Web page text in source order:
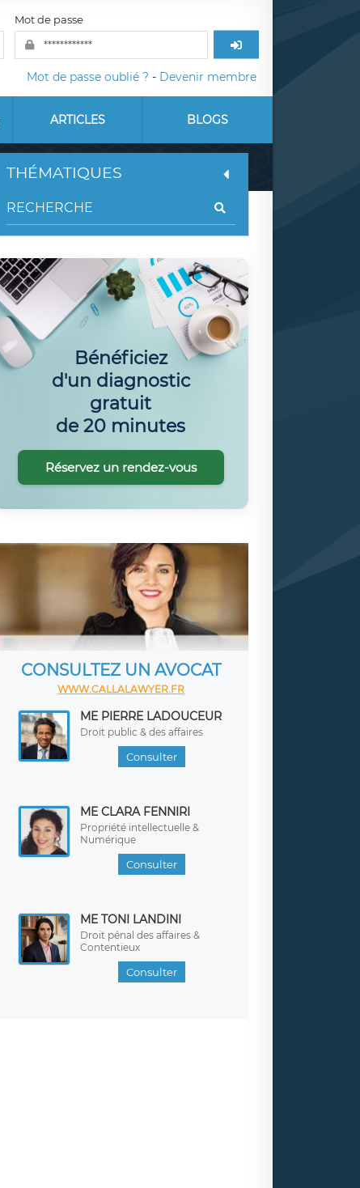
Mot de passe
Mot de passe oublié ? - Devenir membre
ARTICLES BLOGS
THÉMATIQUES
Bénéficiez
d'un diagnostic
gratuit
de 20 minutes
Réservez un rendez-vous
CONSULTEZ UN AVOCAT
WWW.CALLALAWYER.FR
ME PIERRE LADOUCEUR
Droit public & des affaires
Consulter
ME CLARA FENNIRI
Propriété intellectuelle &
Numérique
Consulter
ME TONI LANDINI
Droit pénal des affaires &
Contentieux
Consulter